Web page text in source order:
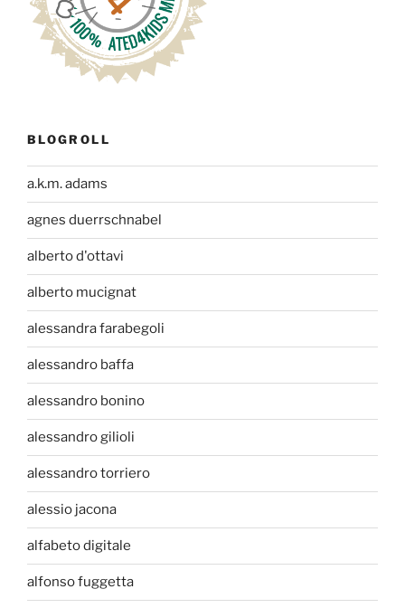
BLOGROLL
a.k.m. adams
agnes duerrschnabel
alberto d'ottavi
alberto mucignat
alessandra farabegoli
alessandro baffa
alessandro bonino
alessandro gilioli
alessandro torriero
alessio jacona
alfabeto digitale
alfonso fuggetta